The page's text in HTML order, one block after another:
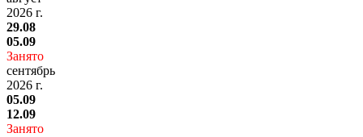
2026 г.
29.08
05.09
Занято
сентябрь
2026 г.
05.09
12.09
Занято